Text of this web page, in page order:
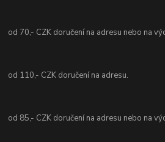
od 70,- CZK doručení na adresu nebo na
od 110,- CZK doručení na adresu.
od 85,- CZK doručení na adresu nebo na